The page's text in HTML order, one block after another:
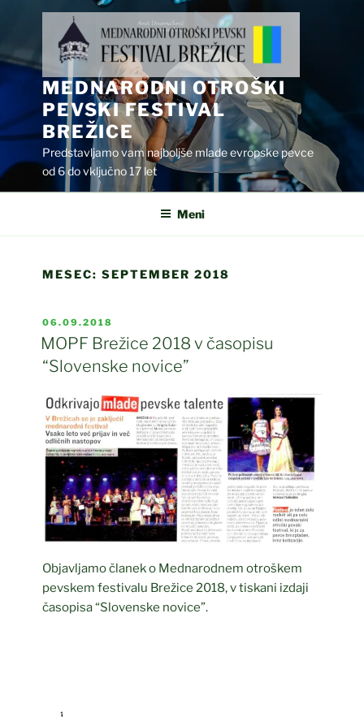
vsebino
MEDNARODNI OTROŠKI
PEVSKI FESTIVAL
BREŽICE
Predstavljamo vam najboljše mlade evropske pevce
od 6 do vključno 17 let
Meni
MESEC:SEPTEMBER 2018
OBJAVLJENO
DNE
06.09.2018
MOPF Brežice 2018 v časopisu
“Slovenske novice”
Objavljamo članek o Mednarodnem otroškem
pevskem festivalu Brežice 2018, v tiskani izdaji
časopisa “Slovenske novice”.